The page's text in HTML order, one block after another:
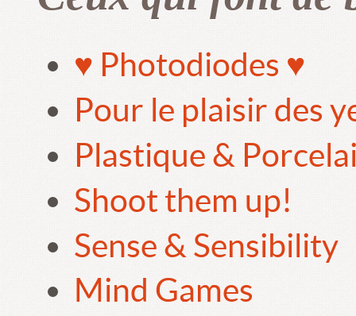
♥ Photodiodes ♥
Pour le plaisir des
Plastique &
Shoot them up!
Sense & Sensibility
Mind Games